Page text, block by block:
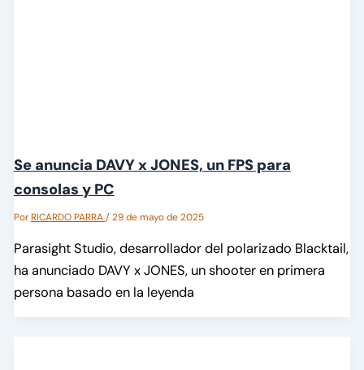
Se anuncia DAVY x JONES, un FPS para
consolas y PC
PorRICARDO PARRA/29 de mayo de 2025
Parasight Studio, desarrollador del polarizado Blacktail,
ha anunciado DAVY x JONES, un shooter en primera
persona basado en la leyenda